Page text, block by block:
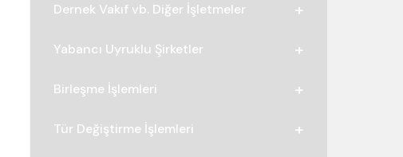
Dernek Vakıf vb. Diğer İşletmeler
Yabancı Uyruklu Şirketler
Birleşme İşlemleri
Tür Değiştirme İşlemleri